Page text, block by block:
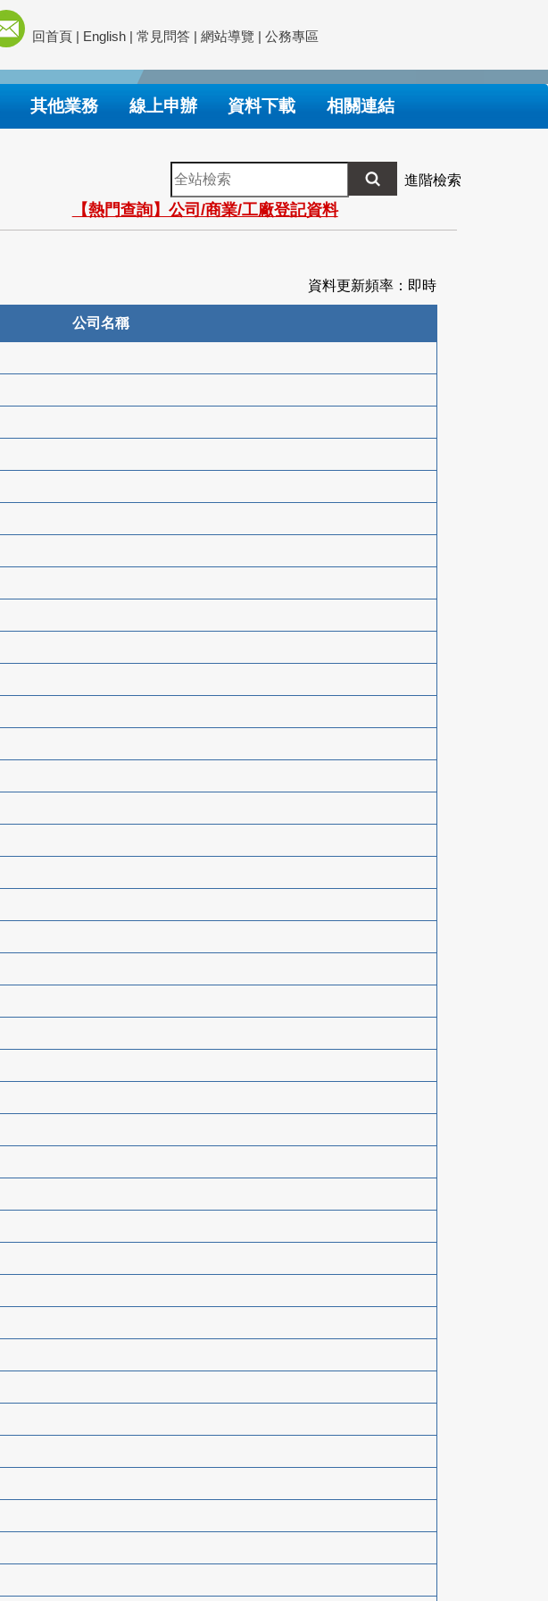
回首頁 | English | 常見問答 | 網站導覽 | 公務專區
其他業務 線上申辦 資料下載 相關連結
全
站
檢
索
進階檢索
【熱門查詢】公司/商業/工廠登記資料
資料更新頻率：即時
公司名稱